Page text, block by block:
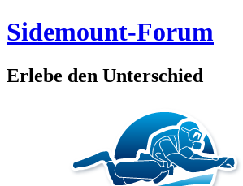
Sidemount-Forum
Erlebe den Unterschied